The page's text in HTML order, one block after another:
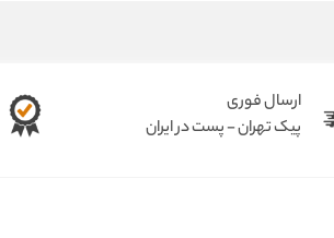
ارسال فوری
پیک تهران - پست در ایران